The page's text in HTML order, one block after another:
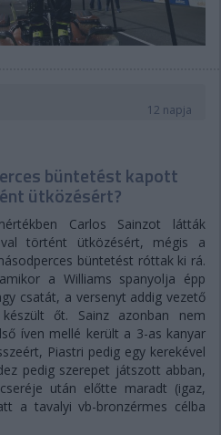
12 napja
büntetést kapott
ütközésért?
Carlos Sainzot látták
történt ütközésért, mégis a
büntetést róttak ki rá.
a Williams spanyolja épp
csatát, a versenyt addig vezető
őt. Sainz azonban nem
íven mellé került a 3-as kanyar
Piastri pedig egy kerekével
pedig szerepet játszott abban,
után előtte maradt (igaz,
a tavalyi vb-bronzérmes célba